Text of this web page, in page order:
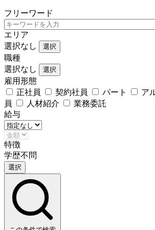
フリーワード
エリア
選択なし
選択
職種
選択なし
選択
雇用形態
正社員
契約社員 パート ア
員
人材紹介
業務委託
給与
特徴
学歴不問
選択